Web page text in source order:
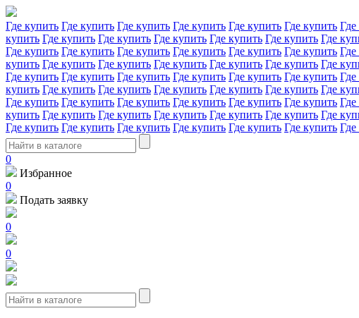
Где купить Где купить Где купить Где купить Где купить Где купить Где
купить Где купить Где купить Где купить Где купить Где купить Где
Где купить Где купить Где купить Где купить Где купить Где купить Где
купить Где купить Где купить Где купить Где купить Где купить Где
Где купить Где купить Где купить Где купить Где купить Где купить Где
купить Где купить Где купить Где купить Где купить Где купить Где
Где купить Где купить Где купить Где купить Где купить Где купить Где
купить Где купить Где купить Где купить Где купить Где купить Где
Где купить Где купить Где купить Где купить Где купить Где купить Где
0
Избранное
0
Подать заявку
0
0